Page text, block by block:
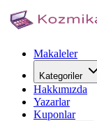
Makaleler
Kategoriler
Hakkımızda
Yazarlar
Kuponlar